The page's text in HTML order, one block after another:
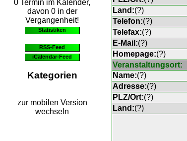
0 Termin im Kalender,
davon 0 in der
Vergangenheit!
Statistiken
RSS-Feed
iCalendar-Feed
Kategorien
zur mobilen Version
wechseln
Land:(?)
Telefon:(?)
Telefax:(?)
E-Mail:(?)
Homepage:(?)
Veranstaltungsort:
Name:(?)
Adresse:(?)
PLZ/Ort:(?)
Land:(?)